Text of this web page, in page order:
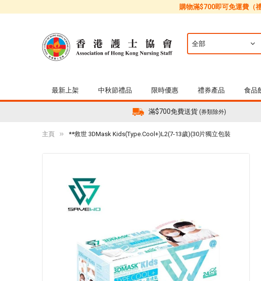
購物滿$700即可免運費（
最新上架 中秋節禮品 限時優惠 禮券產品 食品
滿$700免費送貨 (券類除外)
主頁 **救世 3DMask Kids(Type.Cool+)L2(7-13歲)(30片獨立包裝